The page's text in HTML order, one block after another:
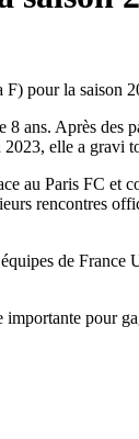
F) pour la saison
ans. Après
elle a gravi
au Paris FC
rencontres
de
pour